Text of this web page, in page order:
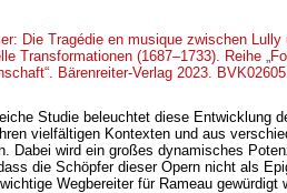
Die Tragédie en musique zwischen Lully
Transformationen (1687–1733). Reihe
Bärenreiter-Verlag 2023.
Studie beleuchtet diese Entwicklung
vielfältigen Kontexten und aus
Dabei wird ein großes dynamisches
die Schöpfer dieser Opern nicht als
Wegbereiter für Rameau gewürdigt